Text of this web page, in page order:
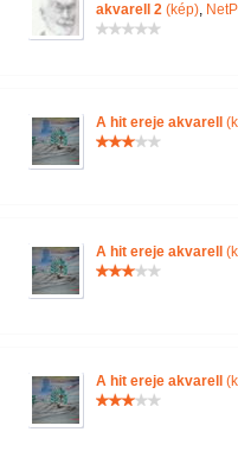
akvarell 2(kép),
A hit ereje akvarell
A hit ereje akvarell
A hit ereje akvarell